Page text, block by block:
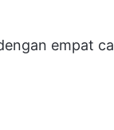
empat